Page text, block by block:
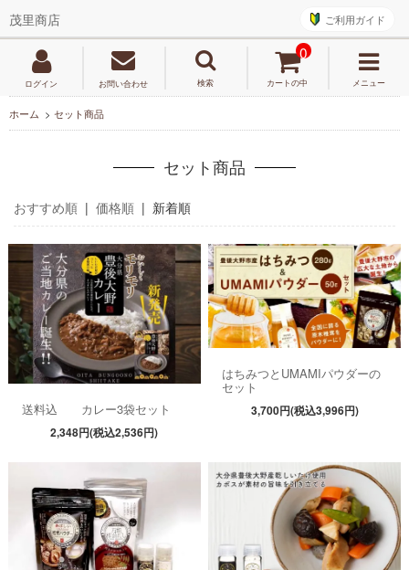
茂里商店 ご利用ガイド
ログイン お問い合わせ 検索 カートの中
0
メニュー
ホーム > セット商品
セット商品
おすすめ順 | 価格順 | 新着順
送料込 カレー3袋セット
2,348円(税込2,536円)
はちみつとUMAMIパウダーの
セット
3,700円(税込3,996円)